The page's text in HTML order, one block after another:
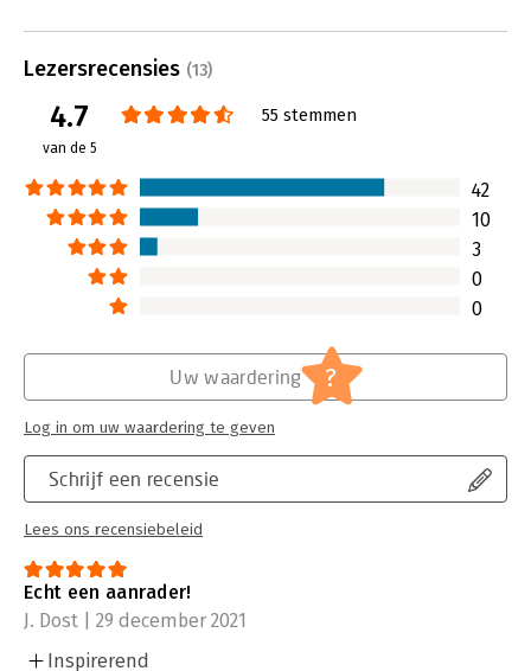
dit boek een waardevolle aanvulling
op het ‘online’ repertoire.
Lezersrecensies (13)
4.7
van de 5
55 stemmen
42
10
3
0
0
Schrijf een recensie
Lees ons recensiebeleid
Uw waardering ?
Log in om uw waardering te geven
Echt een aanrader!
J. Dost | 29 december 2021
Inspirerend